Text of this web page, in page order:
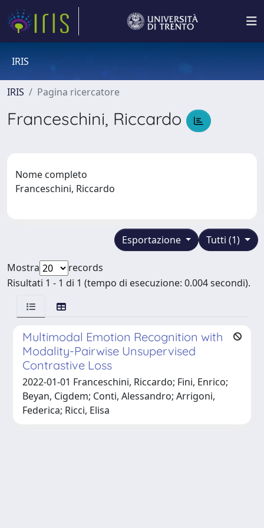
IRIS
IRIS Pagina ricercatore
Franceschini, Riccardo
Nome completo
Franceschini, Riccardo
Tutti (1)
Esportazione
Mostra
records
Risultati 1 - 1 di 1 (tempo di esecuzione: 0.004 secondi).
Multimodal Emotion Recognition with
Modality-Pairwise Unsupervised
Contrastive Loss
2022-01-01 Franceschini, Riccardo; Fini, Enrico;
Beyan, Cigdem; Conti, Alessandro; Arrigoni,
Federica; Ricci, Elisa